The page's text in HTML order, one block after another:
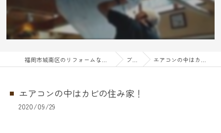
ブログ エアコンの中はカビの住み家！
エアコンの中はカビの住み家！
2020/09/29